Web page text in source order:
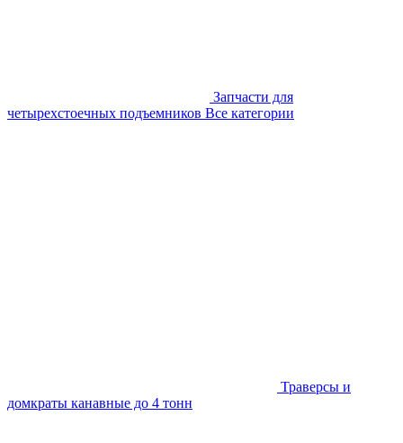
Запчасти для
четырехстоечных подъемников Все категории
Траверсы и
домкраты канавные до 4 тонн